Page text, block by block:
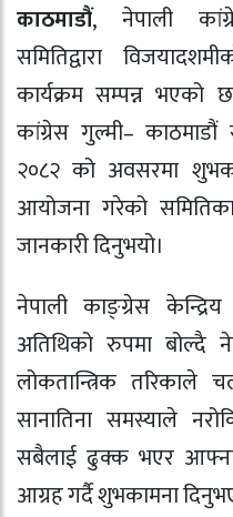
काठमाडौं, नेपाली
समितिद्वारा
कार्यक्रम सम्पन्न भएको
कांग्रेस गुल्मी–
२०८२ को अवसरमा
आयोजना गरेको
जानकारी दिनुभयो।
नेपाली काङ्ग्रेस
अतिथिको रुपमा बोल्दै
लोकतान्त्रिक
सानातिना समस्याले
सबैलाई ढुक्क भएर आफ्ना
आग्रह गर्दै शुभकामना